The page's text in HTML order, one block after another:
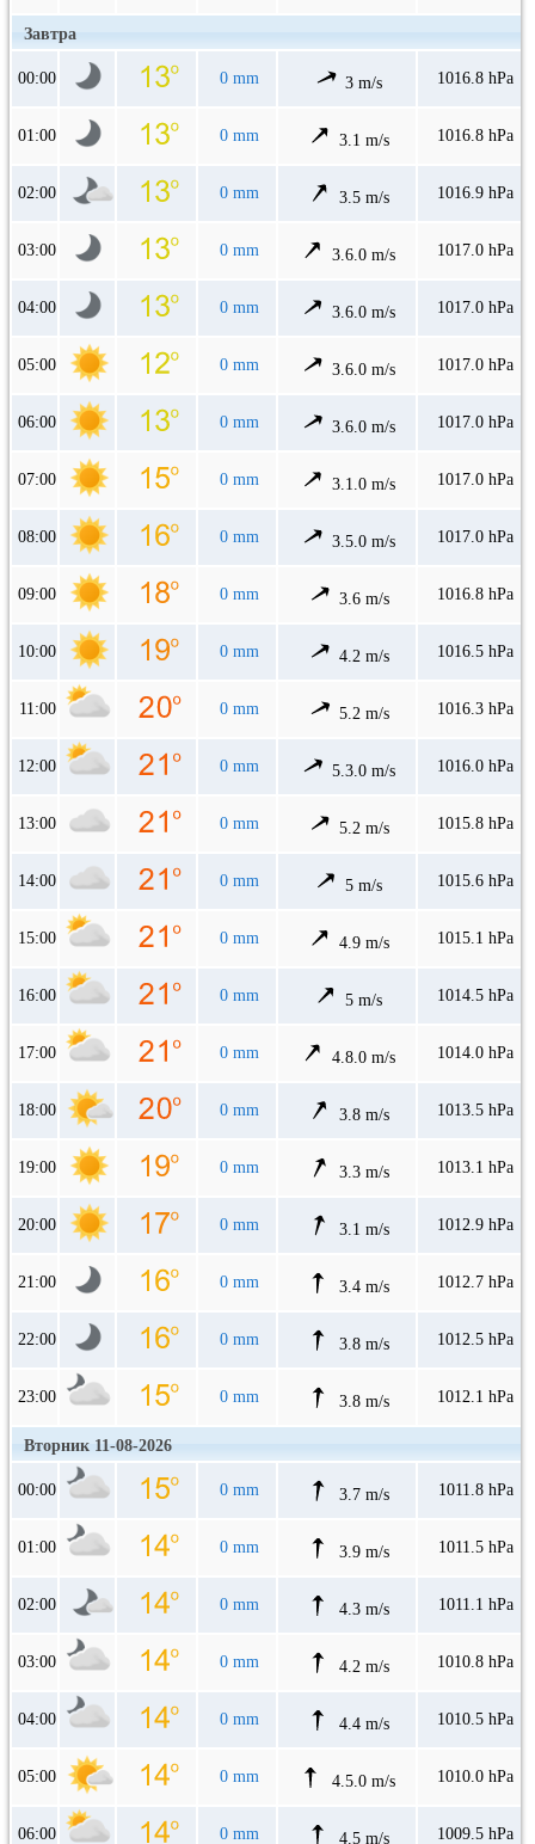
Завтра
00:00 0 mm 3 m/s 1016.8 hPa
01:00 0 mm 3.1 m/s 1016.8 hPa
02:00 0 mm 3.5 m/s 1016.9 hPa
03:00 0 mm 3.6.0 m/s 1017.0 hPa
04:00 0 mm 3.6.0 m/s 1017.0 hPa
05:00 0 mm 3.6.0 m/s 1017.0 hPa
06:00 0 mm 3.6.0 m/s 1017.0 hPa
07:00 0 mm 3.1.0 m/s 1017.0 hPa
08:00 0 mm 3.5.0 m/s 1017.0 hPa
09:00 0 mm 3.6 m/s 1016.8 hPa
10:00 0 mm 4.2 m/s 1016.5 hPa
11:00 0 mm 5.2 m/s 1016.3 hPa
12:00 0 mm 5.3.0 m/s 1016.0 hPa
13:00 0 mm 5.2 m/s 1015.8 hPa
14:00 0 mm 5 m/s 1015.6 hPa
15:00 0 mm 4.9 m/s 1015.1 hPa
16:00 0 mm 5 m/s 1014.5 hPa
17:00 0 mm 4.8.0 m/s 1014.0 hPa
18:00 0 mm 3.8 m/s 1013.5 hPa
19:00 0 mm 3.3 m/s 1013.1 hPa
20:00 0 mm 3.1 m/s 1012.9 hPa
21:00 0 mm 3.4 m/s 1012.7 hPa
22:00 0 mm 3.8 m/s 1012.5 hPa
23:00 0 mm 3.8 m/s 1012.1 hPa
Вторник 11-08-2026
00:00 0 mm 3.7 m/s 1011.8 hPa
01:00 0 mm 3.9 m/s 1011.5 hPa
02:00 0 mm 4.3 m/s 1011.1 hPa
03:00 0 mm 4.2 m/s 1010.8 hPa
04:00 0 mm 4.4 m/s 1010.5 hPa
05:00 0 mm 4.5.0 m/s 1010.0 hPa
06:00 0 mm 4.5 m/s 1009.5 hPa